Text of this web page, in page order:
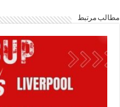
مطالب مرتبط